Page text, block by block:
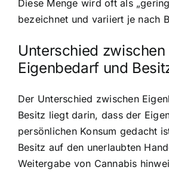
Diese Menge wird oft als
bezeichnet und variiert je nach
Unterschied zwischen
Eigenbedarf und
Der Unterschied zwischen
Besitz liegt darin, dass der
persönlichen Konsum gedacht
Besitz auf den unerlaubten
Weitergabe von Cannabis